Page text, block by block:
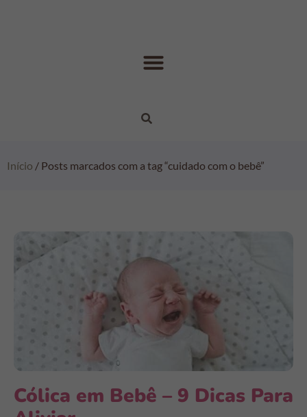
Início / Posts marcados com a tag “cuidado com o bebê”
Cólica em Bebê – 9 Dicas Para